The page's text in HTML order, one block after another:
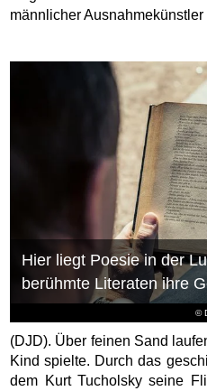
männlicher Ausnahmekünstler
©
Hier liegt Poesie in der
berühmte Literaten ihre
(DJD). Über feinen Sand
Kind spielte. Durch das
dem Kurt Tucholsky seine